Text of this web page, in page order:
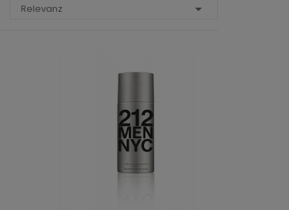
Relevanz 